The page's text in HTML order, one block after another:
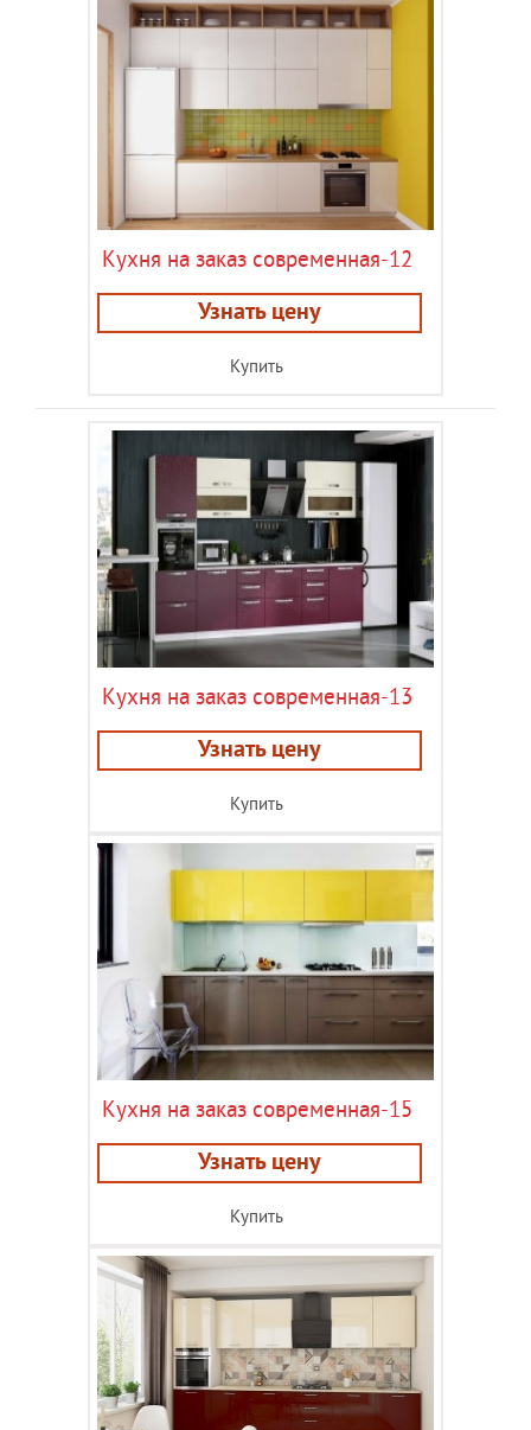
Кухня на заказ современная-12
Узнать цену
Купить
Кухня на заказ современная-13
Узнать цену
Купить
Кухня на заказ современная-15
Узнать цену
Купить